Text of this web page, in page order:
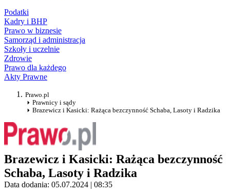
Podatki
Kadry i BHP
Prawo w biznesie
Samorząd i administracja
Szkoły i uczelnie
Zdrowie
Prawo dla każdego
Akty Prawne
Prawo.pl
Prawnicy i sądy
Brazewicz i Kasicki: Rażąca bezczynność Schaba, Lasoty i Radzika
Brazewicz i Kasicki: Rażąca bezczynność
Schaba, Lasoty i Radzika
Data dodania: 05.07.2024 | 08:35